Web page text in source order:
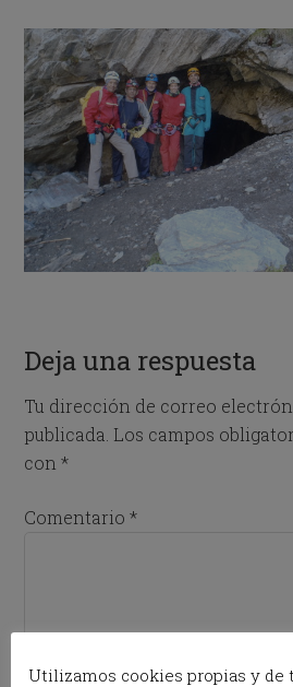
Deja una respuesta
Tu dirección de correo
publicada. Los campos
con*
Comentario*
Utilizamos cookies propias y de